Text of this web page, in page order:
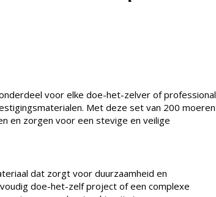
voor elke doe-het-zelver of professional
Met deze set van 200 moeren
en zorgen voor een stevige en veilige
dat zorgt voor duurzaamheid en
doe-het-zelf project of een complexe